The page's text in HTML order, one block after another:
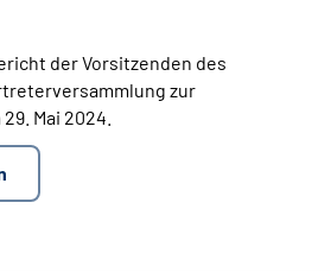
(DGS)
der Vorsitzenden des
zur
Mai 2024.